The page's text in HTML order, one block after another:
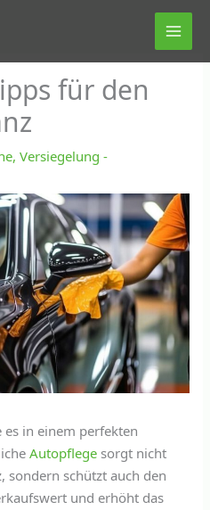
für den
Versiegelung -
in einem perfekten
Autopflege sorgt nicht
sondern schützt auch den
und erhöht das